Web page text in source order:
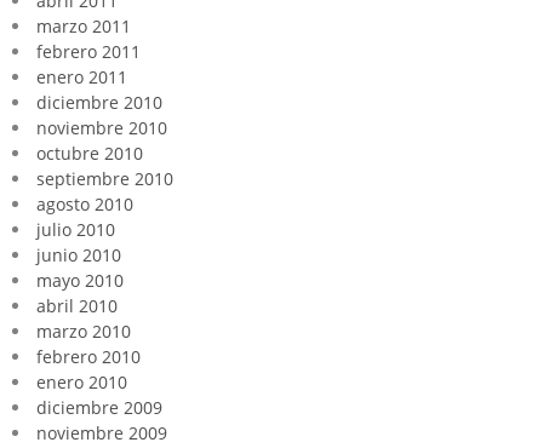
marzo 2011
febrero 2011
enero 2011
diciembre 2010
noviembre 2010
octubre 2010
septiembre 2010
agosto 2010
julio 2010
junio 2010
mayo 2010
abril 2010
marzo 2010
febrero 2010
enero 2010
diciembre 2009
noviembre 2009